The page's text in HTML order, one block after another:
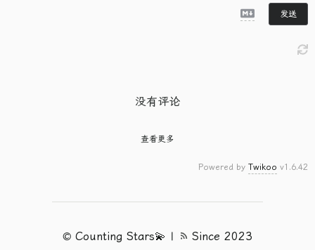
发送
没有评论
查看更多
Powered by Twikoo v1.6.42
© Counting Stars💫 | Since 2023